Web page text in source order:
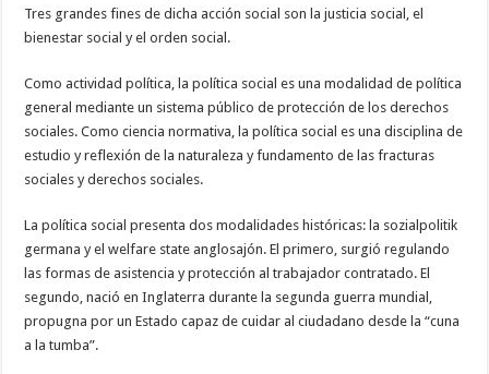
Tres grandes fines de dicha acción social son la justicia social, el
bienestar social y el orden social.
Como actividad política, la política social es una modalidad de política
general mediante un sistema público de protección de los derechos
sociales. Como ciencia normativa, la política social es una disciplina de
estudio y reflexión de la naturaleza y fundamento de las fracturas
sociales y derechos sociales.
La política social presenta dos modalidades históricas: la sozialpolitik
germana y el welfare state anglosajón. El primero, surgió regulando
las formas de asistencia y protección al trabajador contratado. El
segundo, nació en Inglaterra durante la segunda guerra mundial,
propugna por un Estado capaz de cuidar al ciudadano desde la “cuna
a la tumba”.